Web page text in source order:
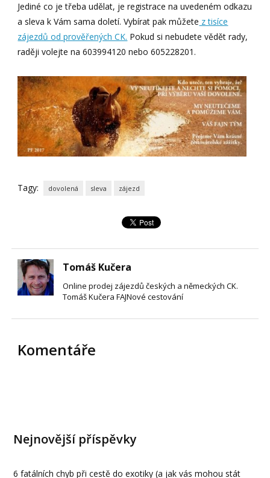
Jediné co je třeba udělat, je registrace na uvedeném odkazu
a sleva k Vám sama doletí. Vybírat pak můžete z tisíce
zájezdů od prověřených CK. Pokud si nebudete vědět rady,
raději volejte na 603994120 nebo 605228201.
Tagy: dovolená sleva zájezd
Tomáš Kučera
Online prodej zájezdů českých a německých CK.
Tomáš Kučera FAJNové cestování
Komentáře
Nejnovější příspěvky
6 fatálních chyb při cestě do exotiky (a jak vás mohou stát